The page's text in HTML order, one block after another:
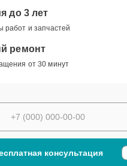
до 3 лет
работ и запчастей
ремонт
от 30 минут
консультация